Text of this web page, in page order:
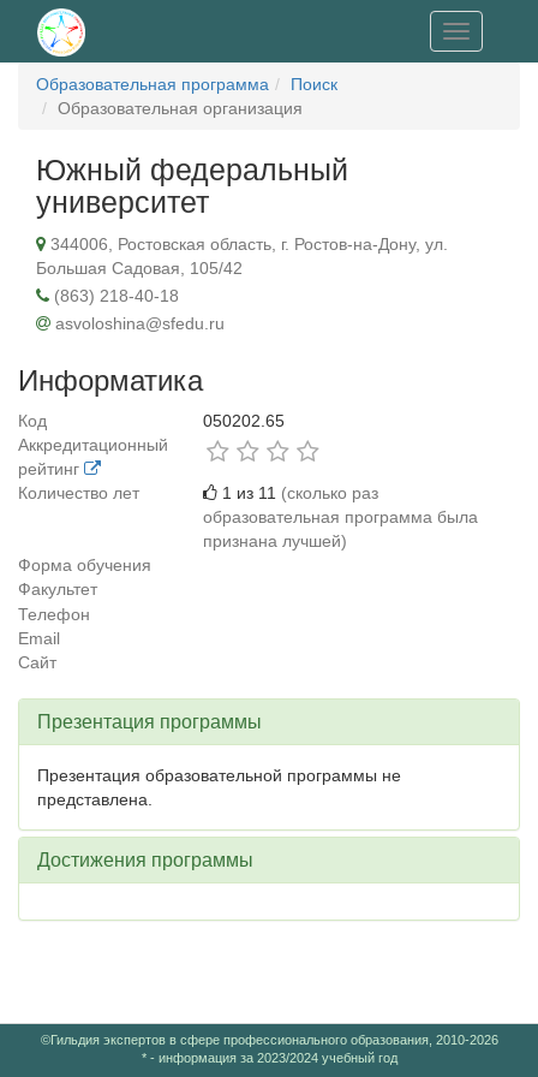
Toggle
navigation
Образовательная программа
Поиск
Образовательная организация
Южный федеральный
университет
344006, Ростовская область, г. Ростов-на-Дону, ул.
Большая Садовая, 105/42
(863) 218-40-18
asvoloshina@sfedu.ru
Информатика
Код
050202.65
Аккредитационный
рейтинг
Количество лет
1 из 11 (сколько раз
образовательная программа была
признана лучшей)
Форма обучения
Факультет
Телефон
Email
Сайт
Презентация программы
Презентация образовательной программы не
представлена.
Достижения программы
©Гильдия экспертов в сфере профессионального образования, 2010-2026
* - информация за 2023/2024 учебный год